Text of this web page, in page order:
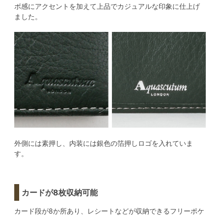
ボ感にアクセントを加えて上品でカジュアルな印象に仕上げ
ました。
外側には素押し、内装には銀色の箔押しロゴを入れていま
す。
カードが8枚収納可能
カード段が8か所あり、レシートなどが収納できるフリーポケ